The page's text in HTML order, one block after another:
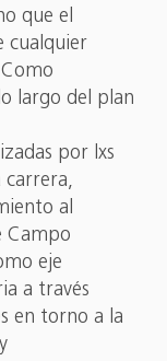
que el
cualquier
largo del plan
por lxs
carrera,
al
Campo
eje
a través
en torno a la